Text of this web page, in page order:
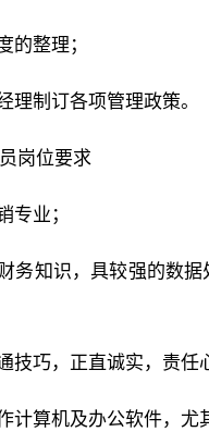
的整理；
理制订各项管理政策。
岗位要求
专业；
务知识，具较强的数
技巧，正直诚实，责任
计算机及办公软件，尤